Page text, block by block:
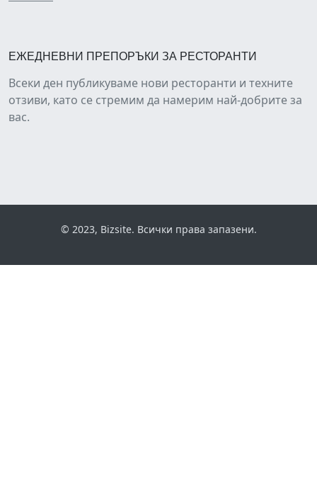
ЕЖЕДНЕВНИ ПРЕПОРЪКИ ЗА РЕСТОРАНТИ
Всеки ден публикуваме нови ресторанти и техните
отзиви, като се стремим да намерим най-добрите за
вас.
© 2023, Bizsite. Всички права запазени.